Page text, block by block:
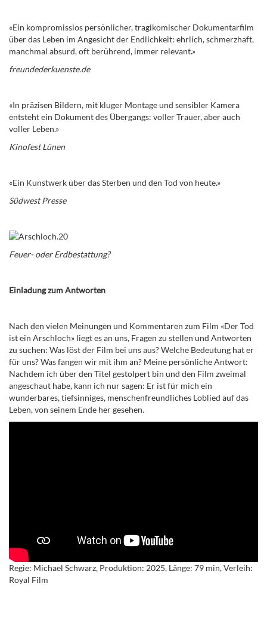
«Ein kompromisslos persönlicher, tragikomischer Dokumentarfilm
über das Leben im Angesicht der Endlichkeit: ehrlich, schmerzhaft,
manchmal absurd, oft berührend, immer relevant.»
freundederkuenste.de
«In präzisen Bildern, mit kluger Montage und sensibler Kamera
entsteht ein Dokument des Übergangs: voller Trauer, aber auch
voller Leben.»
Kinofest Lünen
«Ein Kunstwerk über das Sterben und den Tod von heute.»
Südwest Presse
Feuer- oder Erdbestattung?
Einladung zum Antworten
Nach den vielen Meinungen und Kommentaren zum Film «Der Tod
ist ein Arschloch» liegt es an uns, Fragen zu stellen und Antworten
zu suchen: Was löst der Film bei uns aus? Welche Bedeutung hat er
für uns? Was fangen wir mit ihm an? Meine persönliche Antwort:
Nachdem ich über den Titel gestolpert bin und den Film zweimal
angeschaut habe, kann ich nur sagen: Er ist für mich ein
wunderbares, tiefsinniges, menschenfreundliches Loblied auf das
Leben, von seinem Ende her gesehen.
Regie: Michael Schwarz, Produktion: 2025, Länge: 79 min, Verleih:
Royal Film